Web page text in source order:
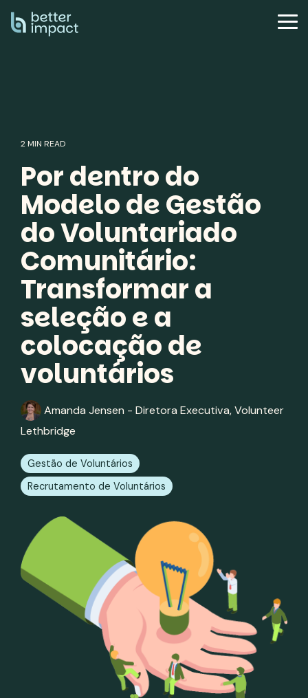
the
2 MIN READ
Por dentro do
Modelo de Gestão
do Voluntariado
Comunitário:
Transformar a
seleção e a
colocação de
voluntários
Amanda Jensen - Diretora Executiva, Volunteer
Lethbridge
Gestão de Voluntários
Recrutamento de Voluntários